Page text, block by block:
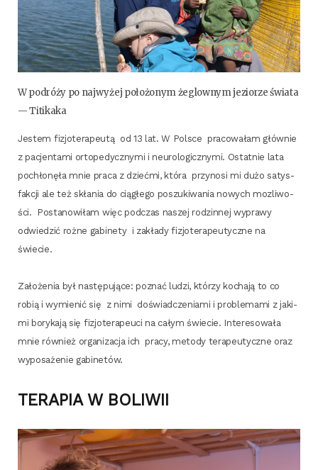
W podró­ży po naj­wy­żej poło­żo­nym żeglow­nym jezio­rze świa­ta
— Titikaka
Jestem fizjo­te­ra­peu­tą od 13 lat. W Pol­sce pra­co­wa­łam głów­nie
z pacjen­ta­mi orto­pe­dycz­ny­mi i neu­ro­lo­gicz­ny­mi. Ostat­nie lata
pochło­nę­ła mnie pra­ca z dzieć­mi, któ­ra przy­no­si mi dużo satys­
fak­cji ale też skła­nia do cią­głe­go poszu­ki­wa­nia nowych mozli­wo­
ści. Posta­no­wi­łam więc pod­czas naszej rodzin­nej wypra­wy
odwie­dzić roż­ne gabi­ne­ty i zakła­dy fizjo­te­ra­peu­tycz­ne na
świecie.
Zało­że­nia był nastę­pu­ją­ce: poznać ludzi, któ­rzy kocha­ją to co
robią i wymie­nić się z nimi doświad­cze­nia­mi i pro­ble­ma­mi z jaki­
mi bory­ka­ją się fizjo­te­ra­peu­ci na całym świe­cie. Inte­re­so­wa­ła
mnie rów­nież orga­ni­za­cja ich pra­cy, meto­dy tera­peu­tycz­ne oraz
wypo­sa­że­nie gabinetów.
TERAPIA W BOLIWII